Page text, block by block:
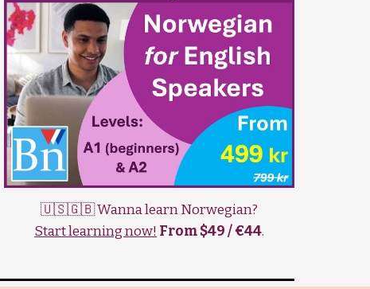
🇺🇸🇬🇧 Wanna learn Norwegian?
Start learning now! From $49 / €44.